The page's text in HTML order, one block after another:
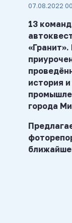
07.08.2022
13
история
города